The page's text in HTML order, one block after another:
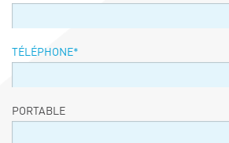
TÉLÉPHONE*
PORTABLE